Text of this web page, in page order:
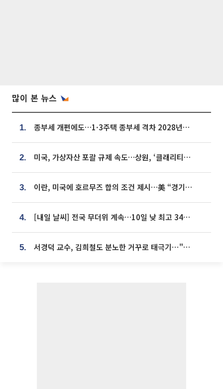
많이 본 뉴스
1. 종부세 개편에도…1·3주택 종부세 격차 2028년부터 확대
2. 미국, 가상자산 포괄 규제 속도…상원, ‘클래리티법’ 9월 절차투표 추진
3. 이란, 미국에 호르무즈 합의 조건 제시…美 “경기 아직 안 끝나” [종합]
4. [내일 날씨] 전국 무더위 계속…10일 낮 최고 34도 육박
5. 서경덕 교수, 김희철도 분노한 거꾸로 태극기⋯"엉터리는 아냐, 아쉬울 뿐"